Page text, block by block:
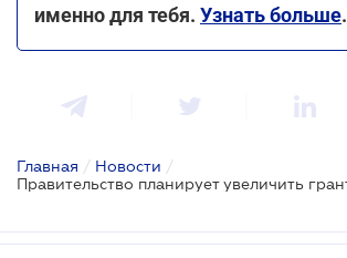
именно для тебя. Узнать больше.
Главная / Новости /